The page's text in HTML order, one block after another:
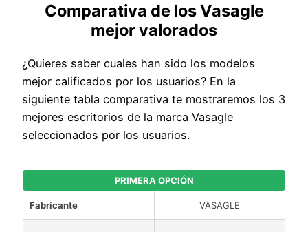
Comparativa de los Vasagle
mejor valorados
¿Quieres saber cuales han sido los modelos
mejor calificados por los usuarios? En la
siguiente tabla comparativa te mostraremos los 3
mejores escritorios de la marca Vasagle
seleccionados por los usuarios.
PRIMERA OPCIÓN
Fabricante VASAGLE